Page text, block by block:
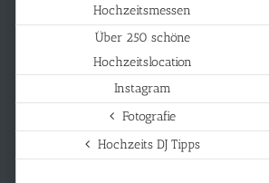
Hochzeitsmessen
Über 250 schöne
Hochzeitslocation
Instagram
Fotografie
Hochzeits DJ Tipps